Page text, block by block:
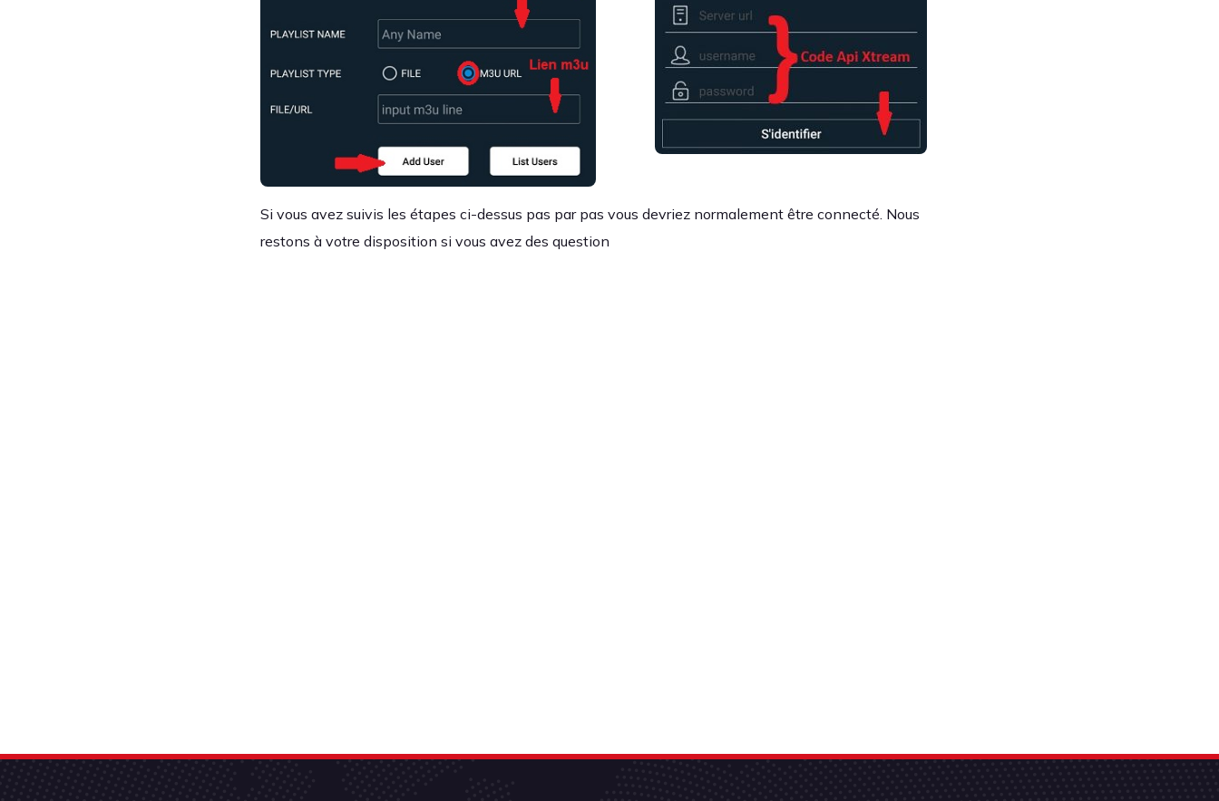
Si vous avez suivis les étapes ci-dessus pas par pas vous devriez normalement être connecté. Nous
restons à votre disposition si vous avez des question